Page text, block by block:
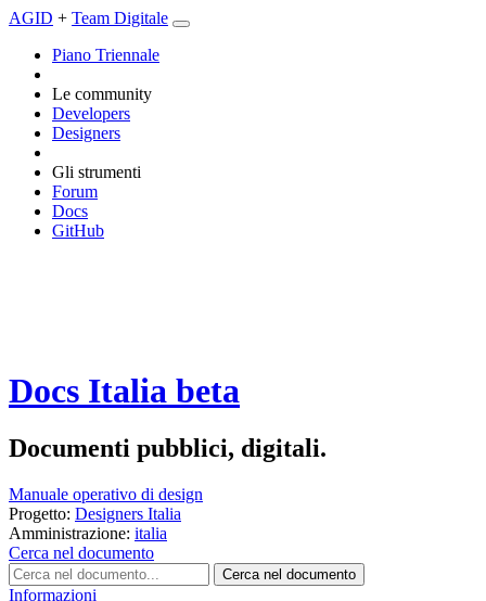
AGID + Team Digitale
Piano Triennale
Le community
Developers
Designers
Gli strumenti
Forum
Docs
GitHub
Docs Italia beta
Documenti pubblici, digitali.
Manuale operativo di design
Progetto: Designers Italia
Amministrazione: italia
Cerca nel documento
Cerca nel documento
Informazioni